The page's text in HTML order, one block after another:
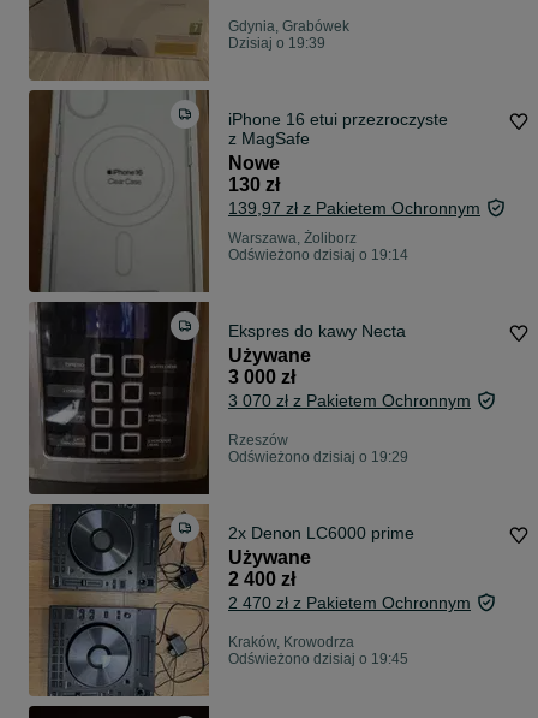
Gdynia, Grabówek
Dzisiaj o 19:39
iPhone 16 etui przezroczyste
z MagSafe
Nowe
130 zł
139,97 zł z Pakietem Ochronnym
Warszawa, Żoliborz
Odświeżono dzisiaj o 19:14
Ekspres do kawy Necta
Używane
3 000 zł
3 070 zł z Pakietem Ochronnym
Rzeszów
Odświeżono dzisiaj o 19:29
2x Denon LC6000 prime
Używane
2 400 zł
2 470 zł z Pakietem Ochronnym
Kraków, Krowodrza
Odświeżono dzisiaj o 19:45